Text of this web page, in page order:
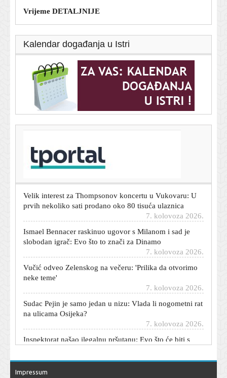
Vrijeme DETALJNIJE
Kalendar događanja u Istri
Sindrom 'samo da malo prilegnem': Najgore stvari koje
možete napraviti vlastitom želucu nakon obilnog obroka
prvih nekoliko sati prodano oko 80 tisuća ulaznica
7. kolovoza 2026.
Ismael Bennacer raskinuo ugovor s Milanom i sad je
slobodan igrač: Evo što to znači za Dinamo
7. kolovoza 2026.
Vučić odveo Zelenskog na večeru: 'Prilika da otvorimo
neke teme'
Sudac Pejin je samo jedan u nizu: Vlada li nogometni rat
na ulicama Osijeka?
Inspektorat našao ilegalnu pršutanu: Evo što će biti s
1000 komada delicija
Impressum